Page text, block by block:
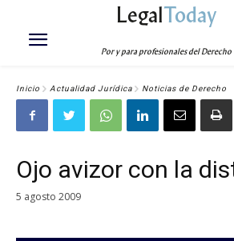
LegalToday
Por y para profesionales del Derecho
Inicio Actualidad Jurídica Noticias de Derecho
Ojo avizor con la
5 agosto 2009